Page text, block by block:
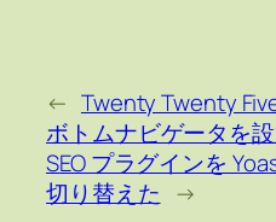
← Twenty Twenty
ボトムナビゲータを
SEO プラグインを
切り替えた →